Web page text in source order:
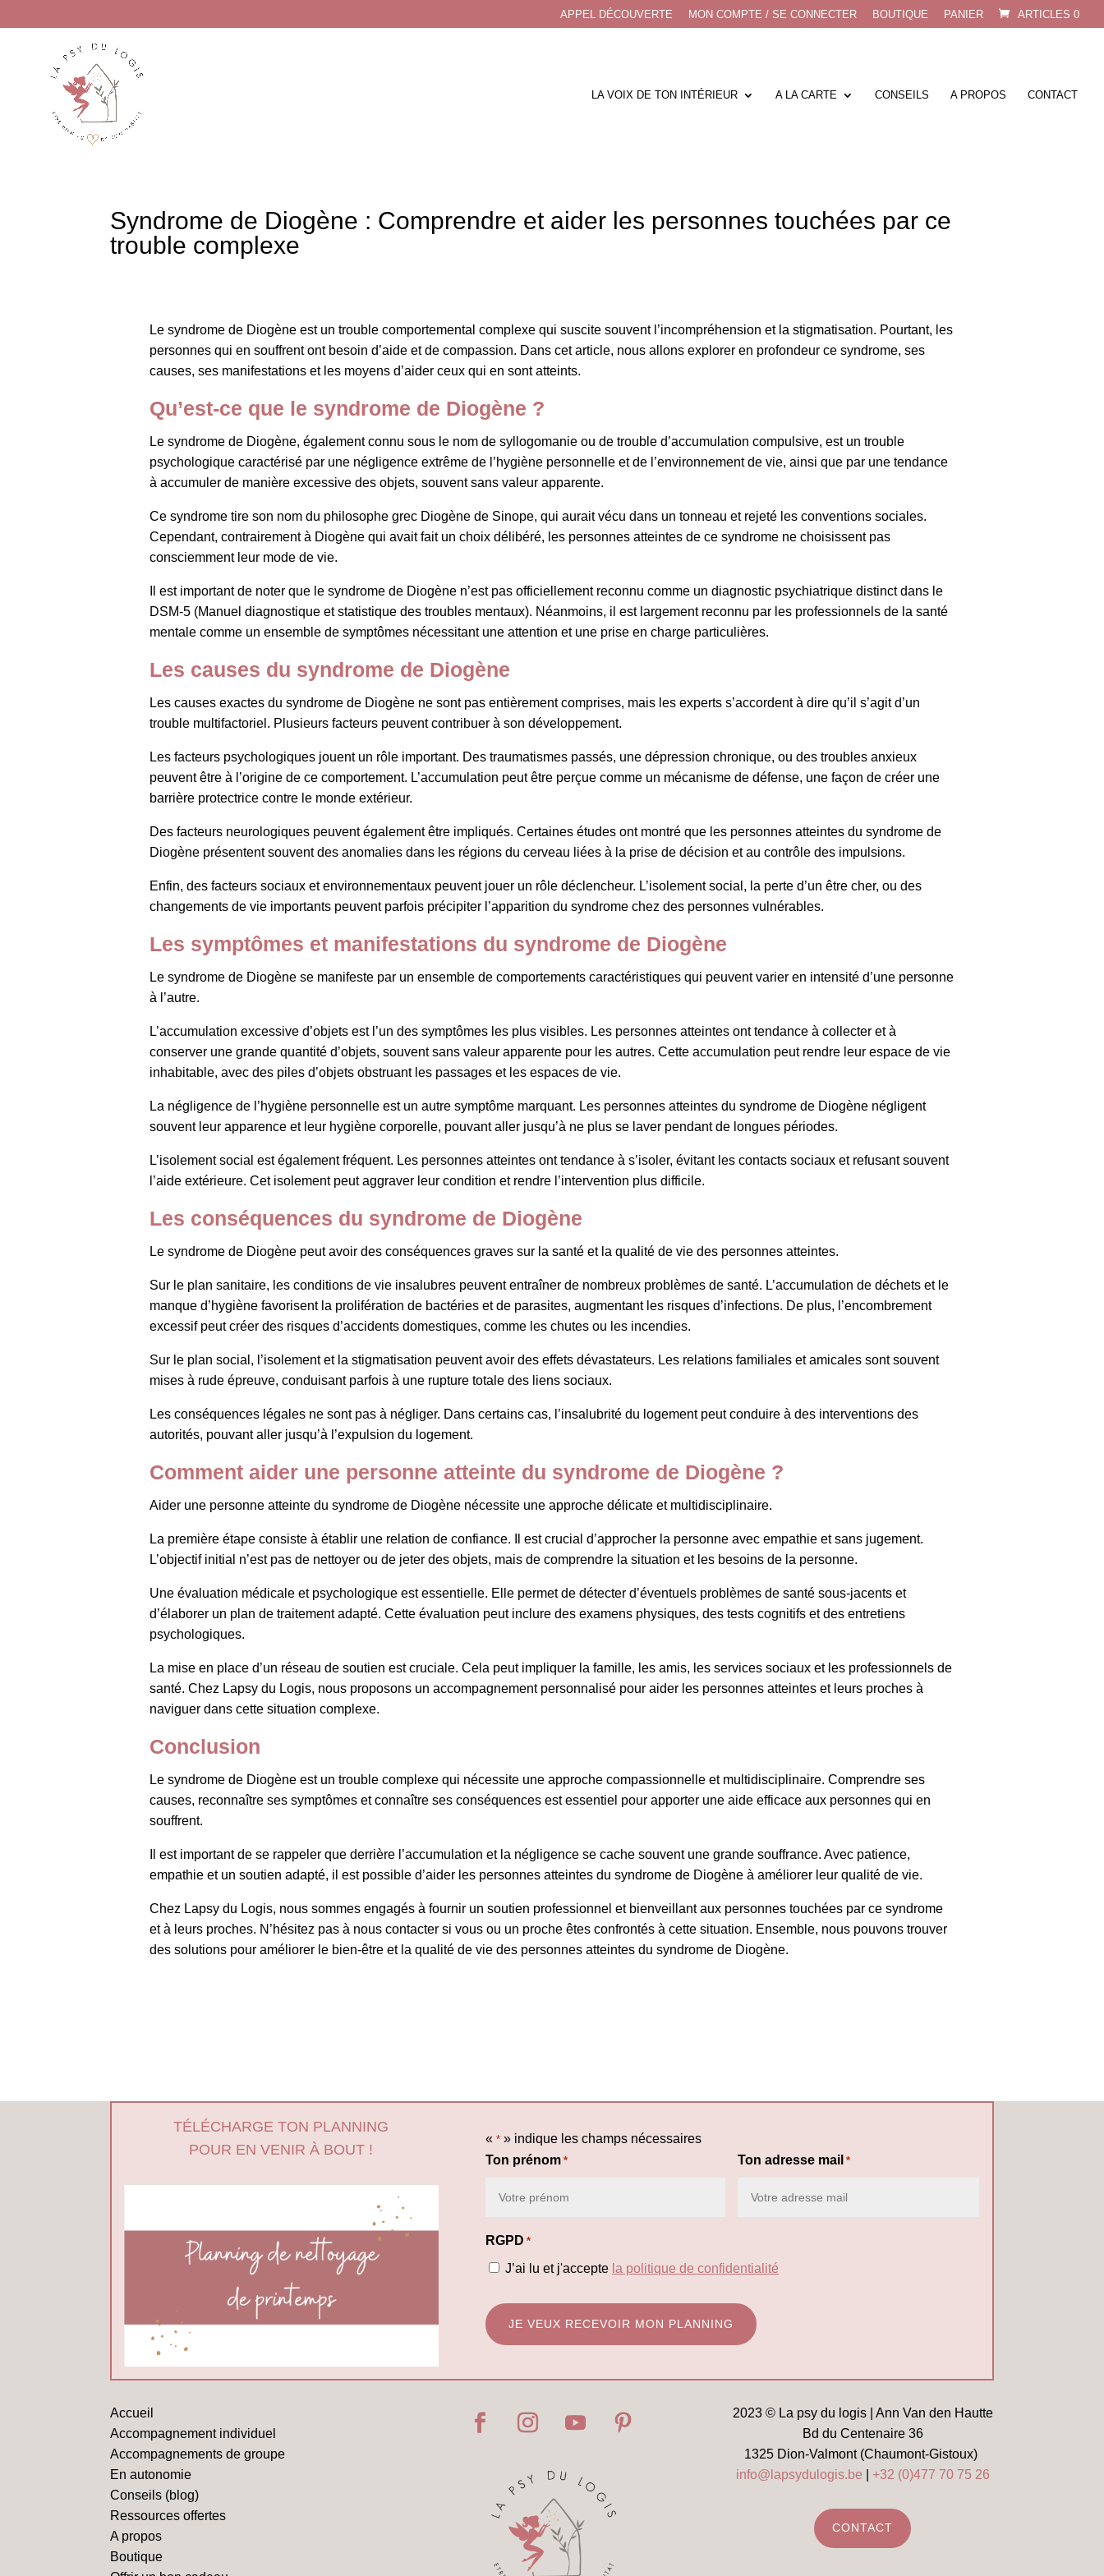
APPEL DÉCOUVERTE MON COMPTE / SE CONNECTER BOUTIQUE PANIER ARTICLES 0
LA VOIX DE TON INTÉRIEUR A LA CARTE CONSEILS A PROPOS CONTACT
Syndrome de Diogène : Comprendre et aider les personnes touchées par ce
trouble complexe
Le syndrome de Diogène est un trouble comportemental complexe qui suscite souvent l’incompréhension et la stigmatisation. Pourtant, les
personnes qui en souffrent ont besoin d’aide et de compassion. Dans cet article, nous allons explorer en profondeur ce syndrome, ses
causes, ses manifestations et les moyens d’aider ceux qui en sont atteints.
Qu’est-ce que le syndrome de Diogène ?
Le syndrome de Diogène, également connu sous le nom de syllogomanie ou de trouble d’accumulation compulsive, est un trouble
psychologique caractérisé par une négligence extrême de l’hygiène personnelle et de l’environnement de vie, ainsi que par une tendance
à accumuler de manière excessive des objets, souvent sans valeur apparente.
Ce syndrome tire son nom du philosophe grec Diogène de Sinope, qui aurait vécu dans un tonneau et rejeté les conventions sociales.
Cependant, contrairement à Diogène qui avait fait un choix délibéré, les personnes atteintes de ce syndrome ne choisissent pas
consciemment leur mode de vie.
Il est important de noter que le syndrome de Diogène n’est pas officiellement reconnu comme un diagnostic psychiatrique distinct dans le
DSM-5 (Manuel diagnostique et statistique des troubles mentaux). Néanmoins, il est largement reconnu par les professionnels de la santé
mentale comme un ensemble de symptômes nécessitant une attention et une prise en charge particulières.
Les causes du syndrome de Diogène
Les causes exactes du syndrome de Diogène ne sont pas entièrement comprises, mais les experts s’accordent à dire qu’il s’agit d’un
trouble multifactoriel. Plusieurs facteurs peuvent contribuer à son développement.
Les facteurs psychologiques jouent un rôle important. Des traumatismes passés, une dépression chronique, ou des troubles anxieux
peuvent être à l’origine de ce comportement. L’accumulation peut être perçue comme un mécanisme de défense, une façon de créer une
barrière protectrice contre le monde extérieur.
Des facteurs neurologiques peuvent également être impliqués. Certaines études ont montré que les personnes atteintes du syndrome de
Diogène présentent souvent des anomalies dans les régions du cerveau liées à la prise de décision et au contrôle des impulsions.
Enfin, des facteurs sociaux et environnementaux peuvent jouer un rôle déclencheur. L’isolement social, la perte d’un être cher, ou des
changements de vie importants peuvent parfois précipiter l’apparition du syndrome chez des personnes vulnérables.
Les symptômes et manifestations du syndrome de Diogène
Le syndrome de Diogène se manifeste par un ensemble de comportements caractéristiques qui peuvent varier en intensité d’une personne
à l’autre.
L’accumulation excessive d’objets est l’un des symptômes les plus visibles. Les personnes atteintes ont tendance à collecter et à
conserver une grande quantité d’objets, souvent sans valeur apparente pour les autres. Cette accumulation peut rendre leur espace de vie
inhabitable, avec des piles d’objets obstruant les passages et les espaces de vie.
La négligence de l’hygiène personnelle est un autre symptôme marquant. Les personnes atteintes du syndrome de Diogène négligent
souvent leur apparence et leur hygiène corporelle, pouvant aller jusqu’à ne plus se laver pendant de longues périodes.
L’isolement social est également fréquent. Les personnes atteintes ont tendance à s’isoler, évitant les contacts sociaux et refusant souvent
l’aide extérieure. Cet isolement peut aggraver leur condition et rendre l’intervention plus difficile.
Les conséquences du syndrome de Diogène
Le syndrome de Diogène peut avoir des conséquences graves sur la santé et la qualité de vie des personnes atteintes.
Sur le plan sanitaire, les conditions de vie insalubres peuvent entraîner de nombreux problèmes de santé. L’accumulation de déchets et le
manque d’hygiène favorisent la prolifération de bactéries et de parasites, augmentant les risques d’infections. De plus, l’encombrement
excessif peut créer des risques d’accidents domestiques, comme les chutes ou les incendies.
Sur le plan social, l’isolement et la stigmatisation peuvent avoir des effets dévastateurs. Les relations familiales et amicales sont souvent
mises à rude épreuve, conduisant parfois à une rupture totale des liens sociaux.
Les conséquences légales ne sont pas à négliger. Dans certains cas, l’insalubrité du logement peut conduire à des interventions des
autorités, pouvant aller jusqu’à l’expulsion du logement.
Comment aider une personne atteinte du syndrome de Diogène ?
Aider une personne atteinte du syndrome de Diogène nécessite une approche délicate et multidisciplinaire.
La première étape consiste à établir une relation de confiance. Il est crucial d’approcher la personne avec empathie et sans jugement.
L’objectif initial n’est pas de nettoyer ou de jeter des objets, mais de comprendre la situation et les besoins de la personne.
Une évaluation médicale et psychologique est essentielle. Elle permet de détecter d’éventuels problèmes de santé sous-jacents et
d’élaborer un plan de traitement adapté. Cette évaluation peut inclure des examens physiques, des tests cognitifs et des entretiens
psychologiques.
La mise en place d’un réseau de soutien est cruciale. Cela peut impliquer la famille, les amis, les services sociaux et les professionnels de
santé. Chez Lapsy du Logis, nous proposons un accompagnement personnalisé pour aider les personnes atteintes et leurs proches à
naviguer dans cette situation complexe.
Conclusion
Le syndrome de Diogène est un trouble complexe qui nécessite une approche compassionnelle et multidisciplinaire. Comprendre ses
causes, reconnaître ses symptômes et connaître ses conséquences est essentiel pour apporter une aide efficace aux personnes qui en
souffrent.
Il est important de se rappeler que derrière l’accumulation et la négligence se cache souvent une grande souffrance. Avec patience,
empathie et un soutien adapté, il est possible d’aider les personnes atteintes du syndrome de Diogène à améliorer leur qualité de vie.
Chez Lapsy du Logis, nous sommes engagés à fournir un soutien professionnel et bienveillant aux personnes touchées par ce syndrome
et à leurs proches. N’hésitez pas à nous contacter si vous ou un proche êtes confrontés à cette situation. Ensemble, nous pouvons trouver
des solutions pour améliorer le bien-être et la qualité de vie des personnes atteintes du syndrome de Diogène.
TÉLÉCHARGE TON PLANNING
POUR EN VENIR À BOUT !
« *» indique les champs nécessaires
Ton prénom * Ton adresse mail *
RGPD *
J’ai lu et j'accepte la politique de confidentialité
Accueil
Accompagnement individuel
Accompagnements de groupe
En autonomie
Conseils (blog)
Ressources offertes
A propos
Boutique
2023 © La psy du logis | Ann Van den Hautte
Bd du Centenaire 36
1325 Dion-Valmont (Chaumont-Gistoux)
info@lapsydulogis.be
+32 (0)477 70 75 26
CONTACT